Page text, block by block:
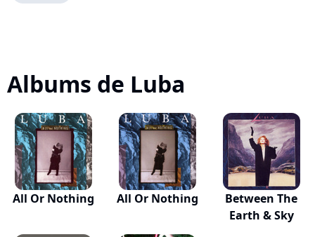
Albums de Luba
All Or Nothing All Or Nothing
Between The
Earth & Sky